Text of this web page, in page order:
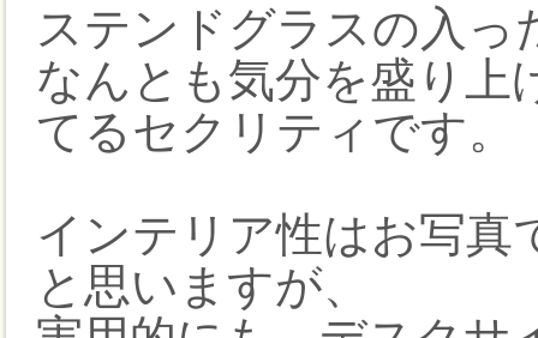
ステンドグラスの入っ
なんとも気分を盛り上
てるセクリティです。
インテリア性はお写真
と思いますが、